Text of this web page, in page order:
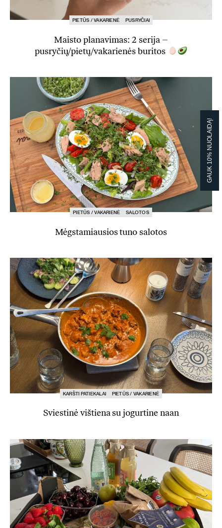
PIETŪS / VAKARIENĖ PUSRYČIAI
Maisto planavimas: 2 serija –
pusryčių/pietų/vakarienės buritos
PIETŪS / VAKARIENĖ SALOTOS
Mėgstamiausios tuno salotos
KARŠTI PATIEKALAI PIETŪS / VAKARIENĖ
Sviestinė vištiena su jogurtine naan
GAUK 10% NUOLAIDĄ!